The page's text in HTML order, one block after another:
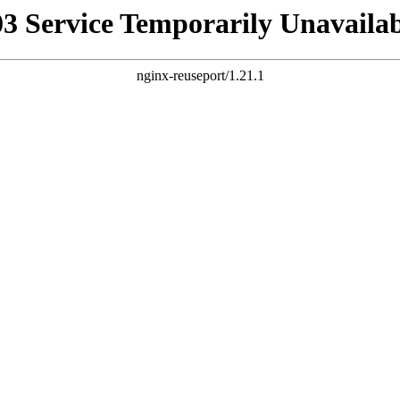
Service Temporarily
nginx-reuseport/1.21.1